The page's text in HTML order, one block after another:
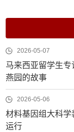
2026-05-07
马来西亚留学生
燕园的故事
2026-05-06
材料基因组大科
运行